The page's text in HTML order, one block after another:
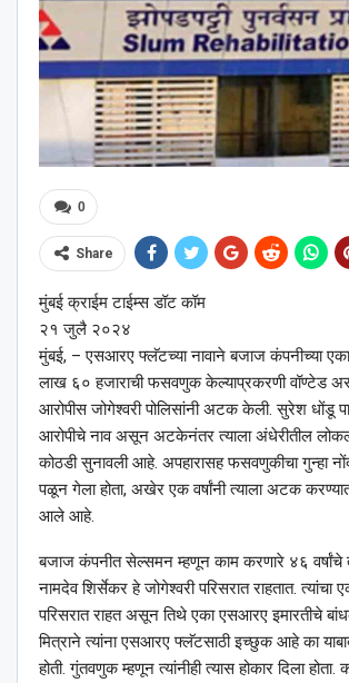
0
Share
मुंबई क्राईम टाईम्स डॉट कॉम
२१ जुलै २०२४
मुंबई, – एसआरए फ्लॅटच्या नावाने बजाज कंपनीच्या
लाख ६० हजाराची फसवणुक केल्याप्रकरणी वॉण्टेड
आरोपीस जोगेश्‍वरी पोलिसांनी अटक केली. सुरेश धोंडू
आरोपीचे नाव असून अटकेनंतर त्याला अंधेरीतील लोकल
कोठडी सुनावली आहे. अपहारासह फसवणुकीचा गुन्हा
पळून गेला होता, अखेर एक वर्षांनी त्याला अटक
आले आहे.
बजाज कंपनीत सेल्समन म्हणून काम करणारे ४६ वर्षांचे
नामदेव शिर्सेकर हे जोगेश्‍वरी परिसरात राहतात. त्यांचा
परिसरात राहत असून तिथे एका एसआरए इमारतीचे
मित्राने त्यांना एसआरए फ्लॅटसाठी इच्छुक आहे का
होती. गुंतवणुक म्हणून त्यांनीही त्यास होकार दिला होता.